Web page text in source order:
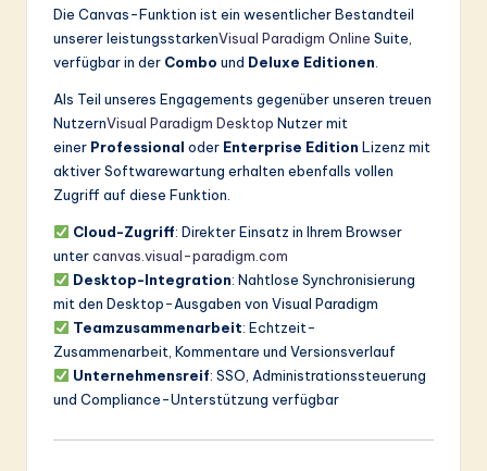
Die Canvas-Funktion ist ein wesentlicher Bestandteil
unserer leistungsstarkenVisual Paradigm Online Suite,
verfügbar in der Combo und Deluxe Editionen
Als Teil unseres Engagements gegenüber unseren treuen
NutzernVisual Paradigm Desktop Nutzer mit
einer Professional oder Enterprise Edition Lizenz mit
aktiver Softwarewartung erhalten ebenfalls vollen
Zugriff auf diese Funktion.
Cloud-Zugriff: Direkter Einsatz in Ihrem Browser
untercanvas.visual-paradigm.com
Desktop-Integration: Nahtlose Synchronisierung
mit den Desktop-Ausgaben von Visual Paradigm
Teamzusammenarbeit: Echtzeit-
Zusammenarbeit, Kommentare und Versionsverlauf
Unternehmensreif: SSO, Administrationssteuerung
und Compliance-Unterstützung verfügbar